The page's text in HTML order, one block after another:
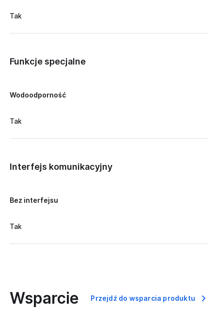
Tak
Funkcje specjalne
Wodoodporność
Tak
Interfejs komunikacyjny
Bez interfejsu
Tak
Wsparcie Przejdź do wsparcia produktu